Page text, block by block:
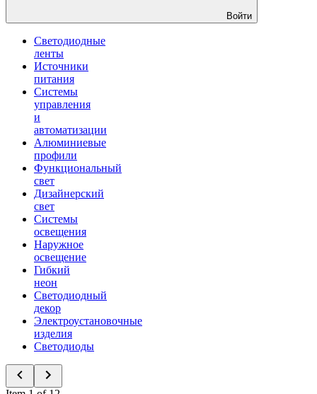
Войти
Светодиодные
ленты
Источники
питания
Системы
управления
и
автоматизации
Алюминиевые
профили
Функциональный
свет
Дизайнерский
свет
Системы
освещения
Наружное
освещение
Гибкий
неон
Светодиодный
декор
Электроустановочные
изделия
Светодиоды